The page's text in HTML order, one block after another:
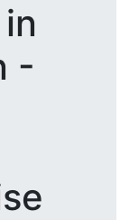
-